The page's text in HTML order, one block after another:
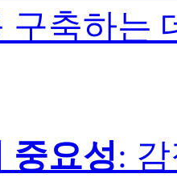
구축하는
중요성: